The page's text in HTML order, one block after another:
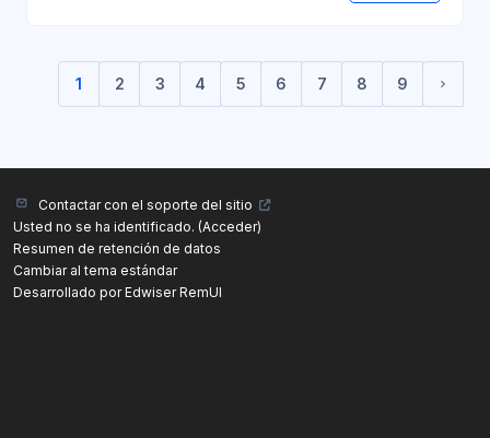
1
(current)
2 3 4 5 6 7 8 9
Contactar con el soporte del sitio
Usted no se ha identificado. (Acceder)
Resumen de retención de datos
Cambiar al tema estándar
Desarrollado por Edwiser RemUI